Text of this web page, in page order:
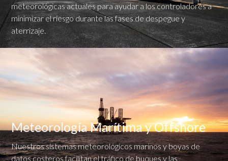
meteorológicas actuales para ayudar a los controladores a
minimizar el riesgo durante las fases de despegue y
aterrizaje.
Meteorología Marítima y Offshore
Nuestros sistemas meteorológicos marinos y boyas de
datos costeros facilitan el tráfico de buques y las